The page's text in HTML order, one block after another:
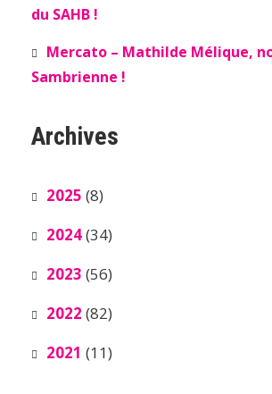
du SAHB !
Mercato – Mathilde Mélique,
Sambrienne !
Archives
2025 (8)
2024(34)
2023 (56)
2022 (82)
2021 (11)